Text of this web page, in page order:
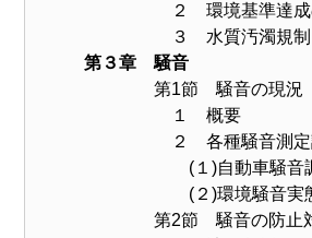
２ 環境基準達成の
３ 水質汚濁規制
第３章 騒音
第1節 騒音の現況
１ 概要
２ 各種騒音測定調
(１)自動車騒音
(２)環境騒音実態
第2節 騒音の防止